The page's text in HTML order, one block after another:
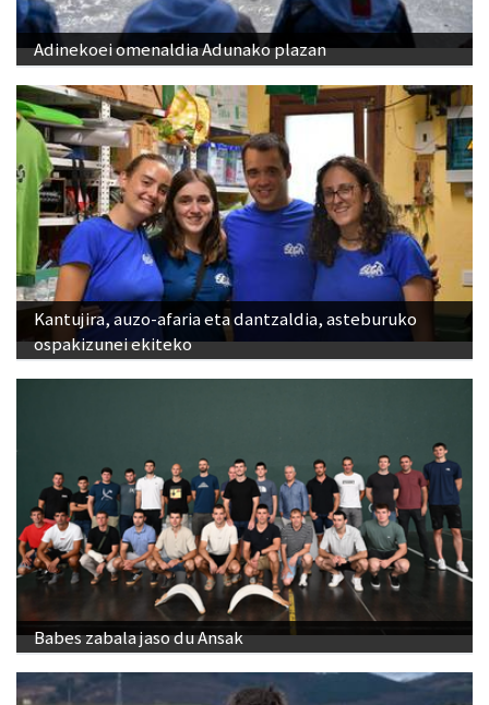
Adinekoei omenaldia Adunako plazan
Kantujira, auzo-afaria eta dantzaldia, asteburuko
ospakizunei ekiteko
Babes zabala jaso du Ansak